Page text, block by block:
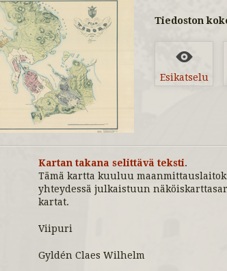
Tiedoston
Esikatselu
Kartan takana selittävä teksti.
Tämä kartta kuuluu
yhteydessä julkaistuun
kartat.
Viipuri
Gyldén Claes Wilhelm